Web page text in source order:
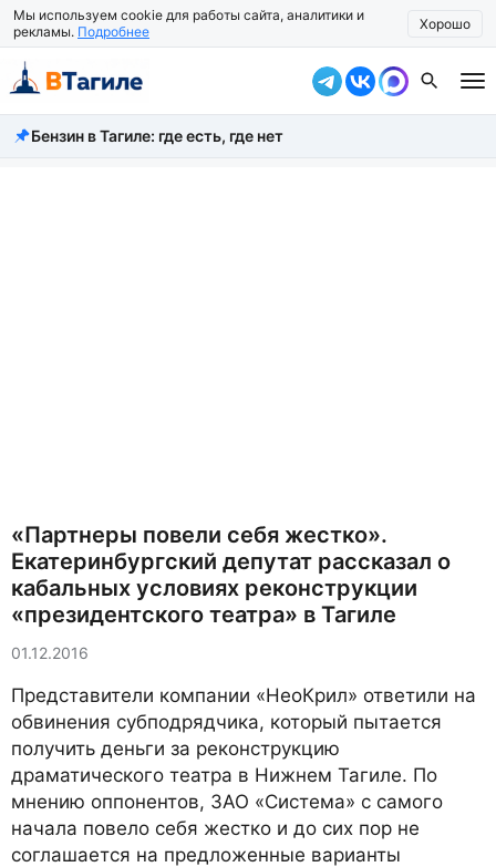
Мы используем cookie для работы сайта, аналитики и
рекламы. Подробнее Хорошо
Все новости
Бензин в Тагиле: где есть, где нет
«Партнеры повели себя жестко».
Екатеринбургский депутат рассказал о
кабальных условиях реконструкции
«президентского театра» в Тагиле
01.12.2016
Представители компании «НеоКрил» ответили на
обвинения субподрядчика, который пытается
получить деньги за реконструкцию
драматического театра в Нижнем Тагиле. По
мнению оппонентов, ЗАО «Система» с самого
начала повело себя жестко и до сих пор не
соглашается на предложенные варианты